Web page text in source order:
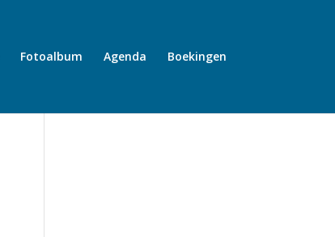
Fotoalbum Agenda Boekingen